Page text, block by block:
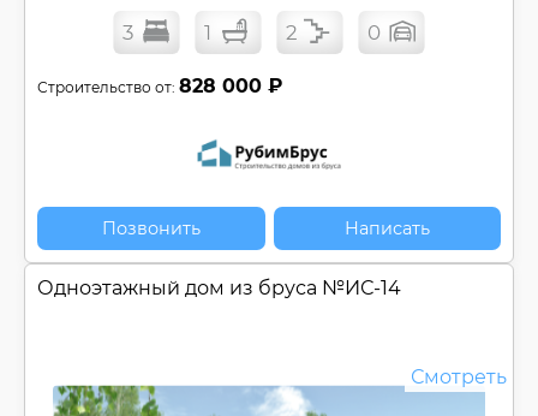
3 1 2 0
Строительство от: 828 000 ₽
Позвонить Написать
Одноэтажный дом из бруса №ИС-14
Смотреть